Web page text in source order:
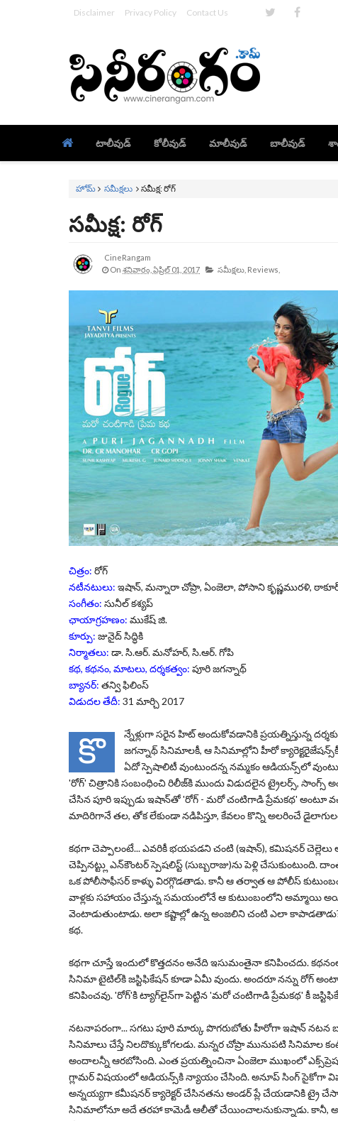
Disclaimer Privacy Policy Contact Us
టాలీవుడ్ కోలీవుడ్ మాలీవుడ్ బాలీవుడ్
హోమ్ సమీక్షలు సమీక్ష: రోగ్
సమీక్ష: రోగ్
CineRangam
On శనివారం, ఏప్రిల్ 01, 2017 సమీక్షలు, Reviews,
చిత్రం: రోగ్‌
నటీనటులు: ఇషాన్, మన్నారా చోప్రా, ఏంజెలా, పోసాని కృష్ణమురళి,
సంగీతం: సునీల్‌ కశ్యప్‌
ఛాయాగ్రహణం: ముకేష్‌ జి.
కూర్పు: జునైద్‌ సిద్ధికి
నిర్మాతలు: డా. సి.ఆర్‌. మనోహర్, సి.ఆర్‌. గోపి
కథ, కథనం, మాటలు, దర్శకత్వం: పూరి జగన్నాథ్‌
బ్యానర్‌: తన్వి ఫిలింస్‌
విడుదల తేదీ: 31 మార్చి 2017
కొ న్నేళ్లుగా సరైన హిట్ అందుకోవడానికి ప్రయత్నిస్తున్న
జగన్నాథ్‌ సినిమాలకీ, ఆ సినిమాల్లోని హీరో
ఏదో స్పెషాలిటీ వుంటుందన్న నమ్మకం ఆడియన్స్‌లో
'రోగ్‌' చిత్రానికి సంబంధించి రిలీజ్‌కి ముందు విడుదలైన ట్రైలర్స్‌,
చేసిన పూరి ఇప్పుడు ఇషాన్‌తో 'రోగ్‌ - మరో చంటిగాడి ప్రేమకథ' అంటూ
మాదిరిగానే తల, తోక లేకుండా నడిపిస్తూ, కేవలం కొన్ని అలరించే
కథగా చెప్పాలంటే... ఎవరికీ భయపడని చంటి (ఇషాన్‌), కమిషనర్‌ చెల్లెలు
చెప్పినట్ట్లు ఎన్‌కౌంటర్‌ స్పెషలిస్ట్‌ (సుబ్బరాజు)ను పెళ్లి
ఒక పోలీసాఫీసర్ కాళ్ళు విరగ్గొడతాడు. కానీ ఆ తర్వాత ఆ పోలీస్
వాళ్లకు సహాయం చేస్తున్న సమయంలోనే ఆ కుటుంబంలోని అమ్మాయి
వెంటాడుతుంటాడు. అలా కష్టాల్లో ఉన్న అంజలిని చంటి ఎలా
కథ.
కథగా చూస్తే ఇందులో కొత్తదనం అనేది ఇసుమంతైనా కనిపించదు.
సినిమా టైటిల్‌కి జస్టిఫికేషన్‌ కూడా ఏమీ వుందు. అందరూ నన్ను రోగ్‌
కనిపించవు. 'రోగ్‌'కి ట్యాగ్‌లైన్‌గా పెట్టిన 'మరో చంటిగాడి ప్రేమకథ' కీ
నటనాపరంగా... సగటు పూరి మార్కు పొగరుబోతు హీరోగా ఇషాన్‌ నటన
సినిమాలు చేస్తే నిలదొక్కుకోగలడు. మన్నర చోప్రా మునుపటి సినిమాల
అందాలన్నీ ఆరబోసింది. ఎంత ప్రయత్నించినా ఏంజెలా ముఖంలో
గ్లామర్‌ విషయంలో ఆడియన్స్‌కి న్యాయం చేసింది. అనూప్‌ సింగ్‌ సైకోగా
అన్నయ్యగా కమీషనర్‌ క్యారెక్టర్‌ చేసినతను అండర్‌ ప్లే చేయడానికి ట్రై
సినిమాలోనూ అదే తరహా కామెడీ ఆలీతో చేయించాలనుకున్నాడు. కానీ,